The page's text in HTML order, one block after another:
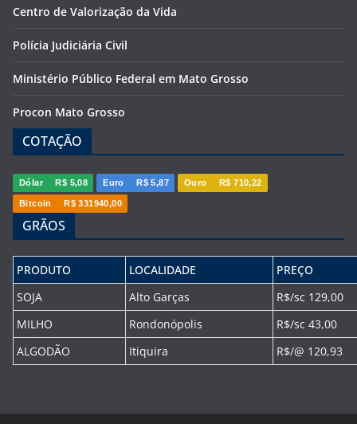
Centro de Valorização da Vida
Polícia Judiciária Civil
Ministério Público Federal em Mato Grosso
Procon Mato Grosso
COTAÇÃO
Dólar R$ 5,08 Euro R$ 5,87 Ouro R$ 710,22
Bitcoin R$ 331940,00
GRÃOS
PRODUTO LOCALIDADE
PREÇO
SOJA
Alto Garças
R$/sc 129,00
MILHO
Rondonópolis
R$/sc 43,00
ALGODÃO
Itiquira R$/@ 120,93